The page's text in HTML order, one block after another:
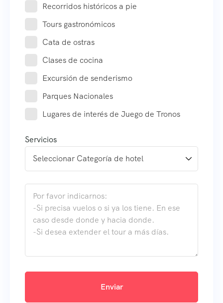
Recorridos históricos a pie
Tours gastronómicos
Cata de ostras
Clases de cocina
Excursión de senderismo
Parques Nacionales
Lugares de interés de Juego de Tronos
Servicios
Enviar